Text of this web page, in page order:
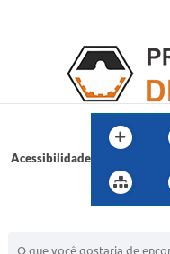
Acessibilidade